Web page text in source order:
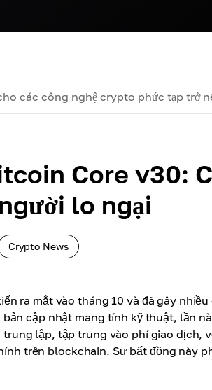
các công nghệ crypto phức tạp trở
Core v30:
lo ngại
Crypto News
ra mắt vào tháng 10 và đã gây
cập nhật mang tính kỹ thuật, lần
lập, tập trung vào phí giao dịch,
trên blockchain. Sự bất đồng này